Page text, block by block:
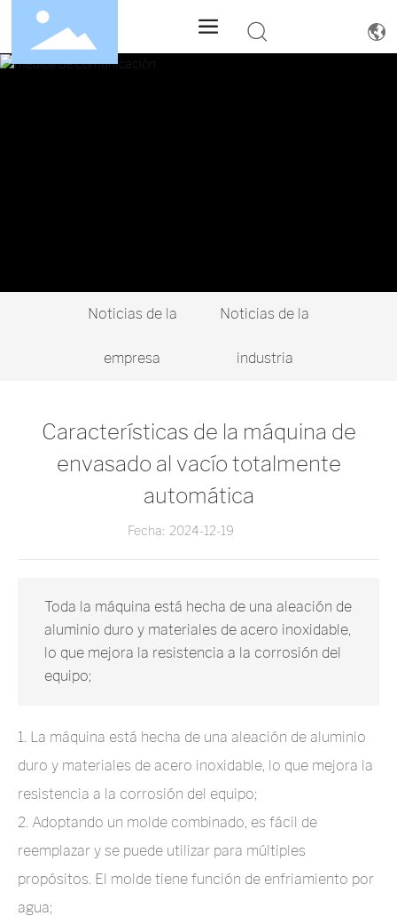
Noticias de la
empresa
Noticias de la
industria
Características de la máquina de
envasado al vacío totalmente
automática
Fecha: 2024-12-19
Toda la máquina está hecha de una aleación de
aluminio duro y materiales de acero inoxidable,
lo que mejora la resistencia a la corrosión del
equipo;
1. La máquina está hecha de una aleación de aluminio
duro y materiales de acero inoxidable, lo que mejora la
resistencia a la corrosión del equipo;
2. Adoptando un molde combinado, es fácil de
reemplazar y se puede utilizar para múltiples
propósitos. El molde tiene función de enfriamiento por
agua;